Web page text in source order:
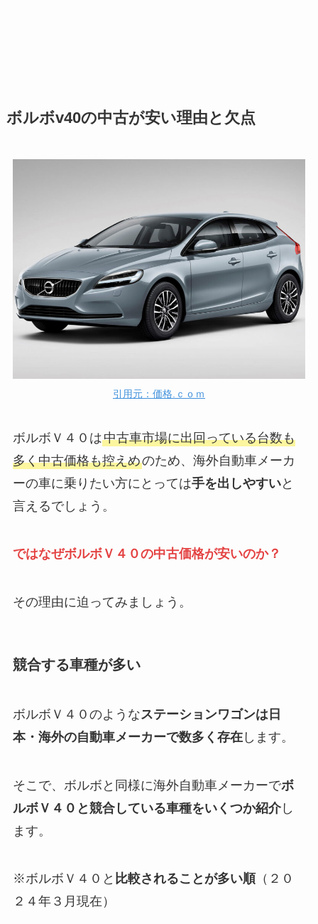
ボルボv40の中古が安い理由と欠点
引用元：価格.ｃｏｍ
ボルボＶ４０は中古車市場に出回っている台数も
多く中古価格も控えめのため、海外自動車メーカ
ーの車に乗りたい方にとっては手を出しやすいと
言えるでしょう。
ではなぜボルボＶ４０の中古価格が安いのか？
その理由に迫ってみましょう。
競合する車種が多い
ボルボＶ４０のようなステーションワゴンは日
本・海外の自動車メーカーで数多く存在します。
そこで、ボルボと同様に海外自動車メーカーでボ
ルボＶ４０と競合している車種をいくつか紹介し
ます。
※ボルボＶ４０と 比較されることが多い順（２０
２４年３月現在）